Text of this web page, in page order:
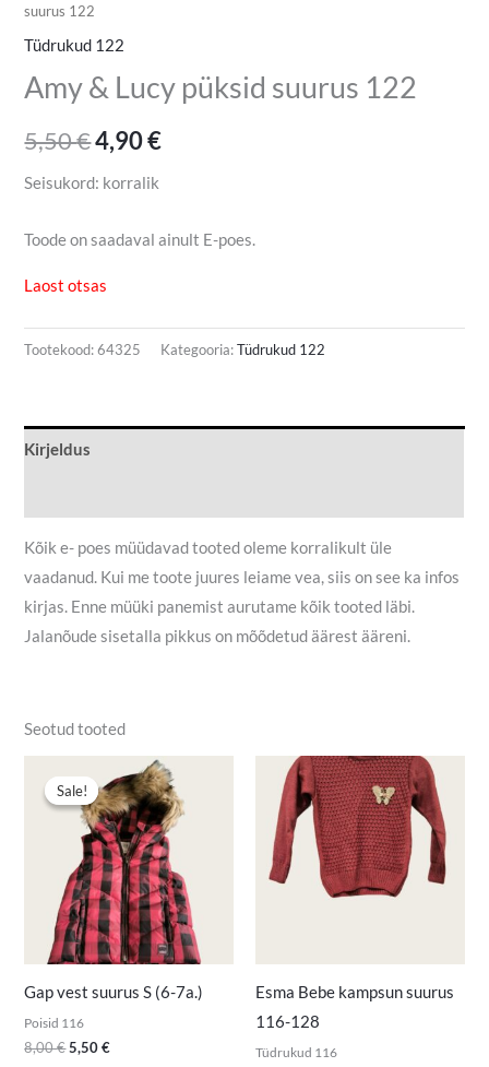
suurus 122
Tüdrukud 122
Amy & Lucy püksid suurus 122
5,50€4,90€
Seisukord: korralik
Toode on saadaval ainult E-poes.
Laost otsas
Tootekood:64325 Kategooria:Tüdrukud 122
Kirjeldus
Kõik e- poes müüdavad tooted oleme korralikult üle
vaadanud. Kui me toote juures leiame vea, siis on see ka infos
kirjas. Enne müüki panemist aurutame kõik tooted läbi.
Jalanõude sisetalla pikkus on mõõdetud äärest ääreni.
Seotud tooted
Sale!
Sale!
Gap vest suurus S (6-7a.)
Poisid 116
8,00€
hind
oli:
8,00 €.
5,50€
Praegune
hind
on:
5,50 €.
Esma Bebe kampsun suurus
116-128
Tüdrukud 116